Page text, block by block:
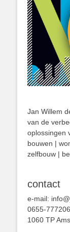
Jan Willem
van de
oplossingen
bouwen |
zelfbouw |
contact
e-mail:
0655-
1060 TP